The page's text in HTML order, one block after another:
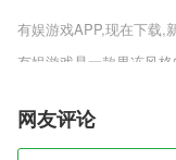
有娱游戏APP,现在下载,
有娱游戏是一款果冻风
可以获得三颗星星，星
容。关卡难度越来越大，
网友评论